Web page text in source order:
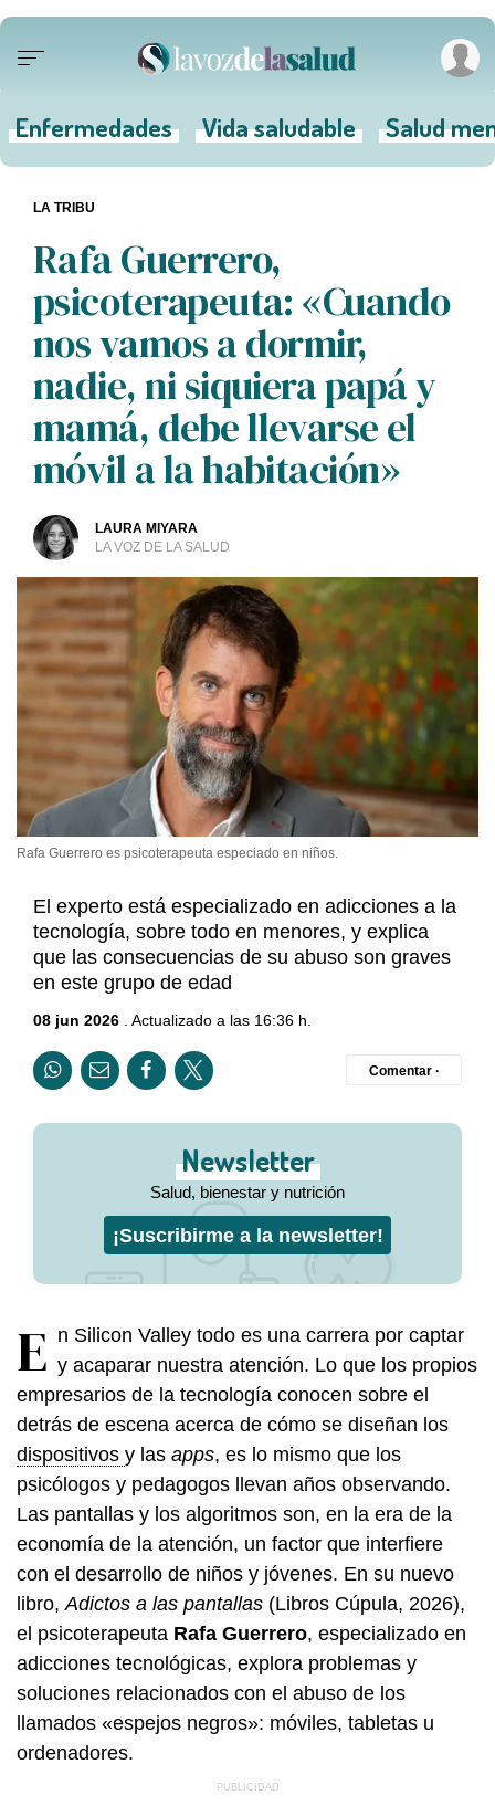
Enfermedades Vida saludable Salud
Rafa Guerrero,
psicoterapeuta: «Cuando
nos vamos a dormir,
nadie, ni siquiera papá y
mamá, debe llevarse el
móvil a la habitación»
LAURA MIYARA
LA VOZ DE LA SALUD
LA TRIBU
Rafa Guerrero es psicoterapeuta especiado en niños.
El experto está especializado en adicciones a la
tecnología, sobre todo en menores, y explica
que las consecuencias de su abuso son graves
en este grupo de edad
08 jun 2026 . Actualizado a las 16:36 h.
Comentar ·
Newsletter
Salud, bienestar y nutrición
¡Suscribirme a la newsletter!
E n Silicon Valley todo es una carrera por captar
y acaparar nuestra atención. Lo que los propios
empresarios de la tecnología conocen sobre el
detrás de escena acerca de cómo se diseñan los
dispositivos y las apps, es lo mismo que los
psicólogos y pedagogos llevan años observando.
Las pantallas y los algoritmos son, en la era de la
economía de la atención, un factor que interfiere
con el desarrollo de niños y jóvenes. En su nuevo
libro, Adictos a las pantallas (Libros Cúpula, 2026),
el psicoterapeuta Rafa Guerrero, especializado en
adicciones tecnológicas, explora problemas y
soluciones relacionados con el abuso de los
llamados «espejos negros»: móviles, tabletas u
ordenadores.